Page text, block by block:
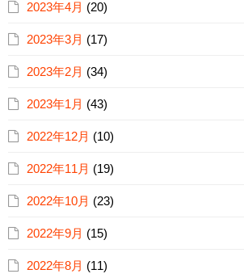
2023年4月 (20)
2023年3月 (17)
2023年2月 (34)
2023年1月 (43)
2022年12月 (10)
2022年11月 (19)
2022年10月 (23)
2022年9月 (15)
2022年8月 (11)